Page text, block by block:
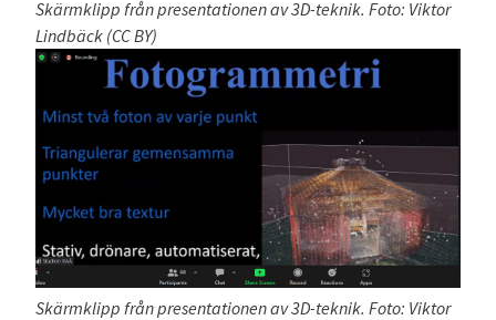
Skärmklipp från presentationen av 3D-teknik. Foto: Viktor
Lindbäck (CC BY)
Skärmklipp från presentationen av 3D-teknik. Foto: Viktor